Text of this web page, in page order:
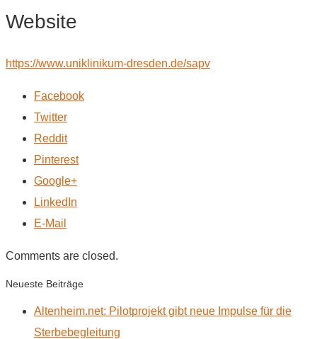
Website
https://www.uniklinikum-dresden.de/sapv
Facebook
Twitter
Reddit
Pinterest
Google+
LinkedIn
E-Mail
Comments are closed.
Neueste Beiträge
Altenheim.net: Pilotprojekt gibt neue Impulse für die
Sterbebegleitung